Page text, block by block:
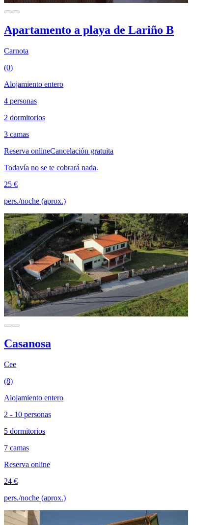
Apartamento a playa de Lariño B
Carnota
(0)
Alojamiento entero
4 personas
2 dormitorios
3 camas
Reserva onlineCancelación gratuita
Todavía no se te cobrará nada.
25 €
pers./noche (aprox.)
Casanosa
Cee
(8)
Alojamiento entero
2 - 10 personas
5 dormitorios
7 camas
Reserva online
24 €
pers./noche (aprox.)